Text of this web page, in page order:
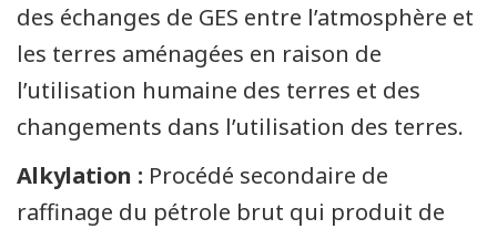
des échanges de GES entre l’atmosphère et
les terres aménagées en raison de
l’utilisation humaine des terres et des
changements dans l’utilisation des terres.
Alkylation : Procédé secondaire de
raffinage du pétrole brut qui produit de